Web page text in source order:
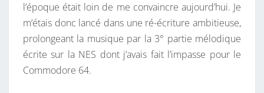
l’époque était loin de me convaincre aujourd’hui. Je
m’étais donc lancé dans une ré-écriture ambitieuse,
prolongeant la musique par la 3° partie mélodique
écrite sur la NES dont j’avais fait l’impasse pour le
Commodore 64.